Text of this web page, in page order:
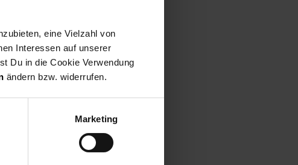
eine Vielzahl von
Interessen auf unserer
Du in die Cookie Verwendung
ändern bzw. widerrufen.
Marketing